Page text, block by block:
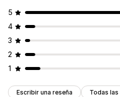
5
4
3
2
1
Escribir una reseña Todas las